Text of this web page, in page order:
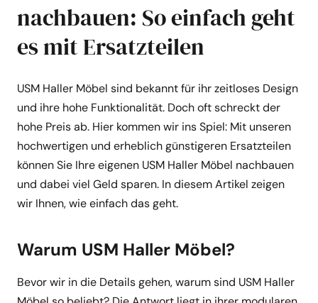
nachbauen: So einfach geht
es mit Ersatzteilen
USM Haller Möbel sind bekannt für ihr zeitloses Design
und ihre hohe Funktionalität. Doch oft schreckt der
hohe Preis ab. Hier kommen wir ins Spiel: Mit unseren
hochwertigen und erheblich günstigeren Ersatzteilen
können Sie Ihre eigenen USM Haller Möbel nachbauen
und dabei viel Geld sparen. In diesem Artikel zeigen
wir Ihnen, wie einfach das geht.
Warum USM Haller Möbel?
Bevor wir in die Details gehen, warum sind USM Haller